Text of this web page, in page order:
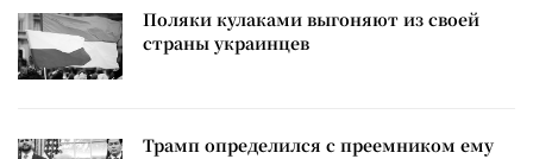
Поляки кулаками выгоняют из своей
страны украинцев
Трамп определился с преемником ему